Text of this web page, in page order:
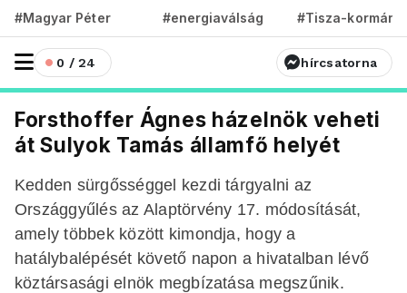
#Magyar Péter #energiaválság #Tisza-kormány
0 / 24 hírcsatorna
Forsthoffer Ágnes házelnök veheti
át Sulyok Tamás államfő helyét
Kedden sürgősséggel kezdi tárgyalni az
Országgyűlés az Alaptörvény 17. módosítását,
amely többek között kimondja, hogy a
hatálybalépését követő napon a hivatalban lévő
köztársasági elnök megbízatása megszűnik.